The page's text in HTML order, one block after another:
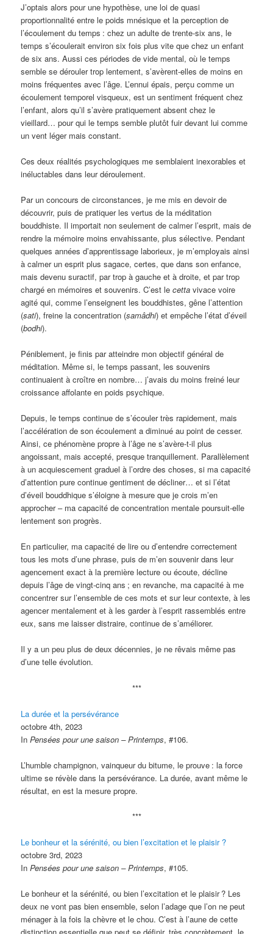
J’optais alors pour une hypothèse, une loi de quasi
proportionnalité entre le poids mnésique et la perception de
l’écoulement du temps : chez un adulte de trente-six ans, le
temps s’écoulerait environ six fois plus vite que chez un enfant
de six ans. Aussi ces périodes de vide mental, où le temps
semble se dérouler trop lentement, s’avèrent-elles de moins en
moins fréquentes avec l’âge. L’ennui épais, perçu comme un
écoulement temporel visqueux, est un sentiment fréquent chez
l’enfant, alors qu’il s’avère pratiquement absent chez le
vieillard… pour qui le temps semble plutôt fuir devant lui comme
un vent léger mais constant.
Ces deux réalités psychologiques me semblaient inexorables et
inéluctables dans leur déroulement.
Par un concours de circonstances, je me mis en devoir de
découvrir, puis de pratiquer les vertus de la méditation
bouddhiste. Il importait non seulement de calmer l’esprit, mais de
rendre la mémoire moins envahissante, plus sélective. Pendant
quelques années d’apprentissage laborieux, je m’employais ainsi
à calmer un esprit plus sagace, certes, que dans son enfance,
mais devenu suractif, par trop à gauche et à droite, et par trop
chargé en mémoires et souvenirs. C’est lecetta vivace voire
agité qui, comme l’enseignent les bouddhistes, gêne l’attention
(sati), freine la concentration (samâdhi) et empêche l’état d’éveil
(bodhi).
Péniblement, je finis par atteindre mon objectif général de
méditation. Même si, le temps passant, les souvenirs
continuaient à croître en nombre… j’avais du moins freiné leur
croissance affolante en poids psychique.
Depuis, le temps continue de s’écouler très rapidement, mais
l’accélération de son écoulement a diminué au point de cesser.
Ainsi, ce phénomène propre à l’âge ne s’avère-t-il plus
angoissant, mais accepté, presque tranquillement. Parallèlement
à un acquiescement graduel à l’ordre des choses, si ma capacité
d’attention pure continue gentiment de décliner… et si l’état
d’éveil bouddhique s’éloigne à mesure que je crois m’en
approcher – ma capacité de concentration mentale poursuit-elle
lentement son progrès.
En particulier, ma capacité de lire ou d’entendre correctement
tous les mots d’une phrase, puis de m’en souvenir dans leur
agencement exact à la première lecture ou écoute, décline
depuis l’âge de vingt-cinq ans ; en revanche, ma capacité à me
concentrer sur l’ensemble de ces mots et sur leur contexte, à les
agencer mentalement et à les garder à l’esprit rassemblés entre
eux, sans me laisser distraire, continue de s’améliorer.
Il y a un peu plus de deux décennies, je ne rêvais même pas
d’une telle évolution.
***
La durée et la persévérance
octobre 4th, 2023
InPensées pour une saison – Printemps, #106.
L’humble champignon, vainqueur du bitume, le prouve : la force
ultime se révèle dans la persévérance. La durée, avant même le
résultat, en est la mesure propre.
***
Le bonheur et la sérénité, ou bien l’excitation et le plaisir ?
octobre 3rd, 2023
InPensées pour une saison – Printemps, #105.
Le bonheur et la sérénité, ou bien l’excitation et le plaisir ? Les
deux ne vont pas bien ensemble, selon l’adage que l’on ne peut
ménager à la fois la chèvre et le chou. C’est à l’aune de cette